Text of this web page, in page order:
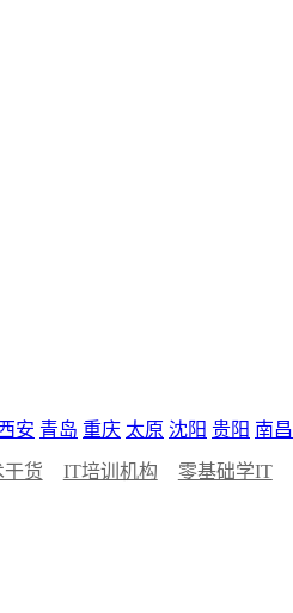
安 青岛 重庆 太原 沈阳 贵阳 南昌
干货 IT培训机构 零基础学IT